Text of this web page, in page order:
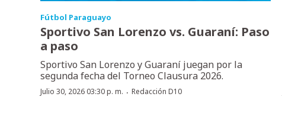
Fútbol Paraguayo
Sportivo San Lorenzo vs. Guaraní: Paso
a paso
Sportivo San Lorenzo y Guaraní juegan por la
segunda fecha del Torneo Clausura 2026.
Julio 30, 2026 03:30 p. m. · Redacción D10